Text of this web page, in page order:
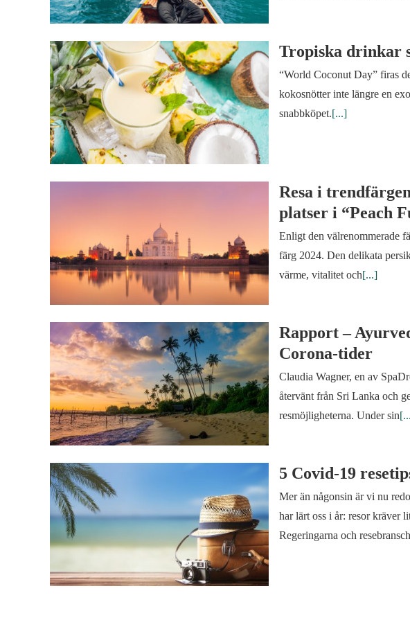
Tropiska drinkar
“World Coconut Day” firas
kokosnötter inte längre en
snabbköpet.[...]
Resa i
platser i “Peach
Enligt den välrenommerade
färg 2024. Den delikata
värme, vitalitet och[...]
Rapport –
Corona-tider
Claudia Wagner, en av
återvänt från Sri Lanka och
resmöjligheterna. Under sin
5 Covid-19
Mer än någonsin är vi nu
har lärt oss i år: resor kräver
Regeringarna och